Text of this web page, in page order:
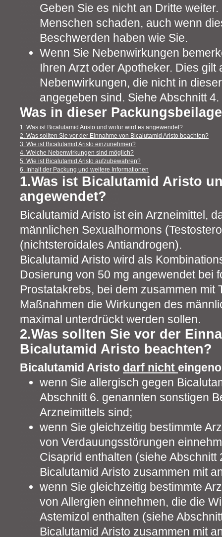
Geben Sie es nicht an Dritte
Menschen schaden, auch wenn
Beschwerden haben wie Sie.
Wenn Sie Nebenwirkungen
Ihren Arzt oder Apotheker. Dies gilt
Nebenwirkungen, die nicht in
angegeben sind. Siehe Abschnitt 4.
Was in dieser
1. Was ist Bicalutamid Aristo und wofür wird es angewendet?
2. Was sollten Sie vor der Einnahme von Bicalutamid Aristo beachten?
3. Wie ist Bicalutamid Aristo einzunehmen?
4. Welche Nebenwirkungen sind möglich?
5. Wie ist Bicalutamid Aristo aufzubewahren?
6. Inhalt der Packung und weitere Informationen
1.Was ist Bicalutamid Aristo
angewendet?
Bicalutamid Aristo ist ein Arzneimittel,
männlichen Sexualhormons
(nichtsteroidales Antiandrogen).
Bicalutamid Aristo wird als
Dosierung von 50 mg angewendet bei
Prostatakrebs, bei dem zusammen mit
Maßnahmen die Wirkungen des
maximal unterdrückt werden sollen.
2.Was sollten Sie vor der
Bicalutamid Aristo beachten?
Bicalutamid Aristo darf nicht
wenn Sie allergisch gegen
Abschnitt 6. genannten sonstigen
Arzneimittels sind;
wenn Sie gleichzeitig bestimmte
von Verdauungsstörungen
Cisaprid enthalten (siehe Abschnitt
Bicalutamid Aristo zusammen mit
wenn Sie gleichzeitig bestimmte
von Allergien einnehmen, die die
Astemizol enthalten (siehe
Bicalutamid Aristo zusammen mit